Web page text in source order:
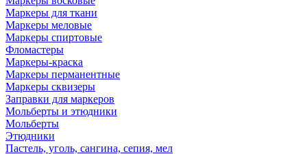
Маркеры для ткани
Маркеры меловые
Маркеры спиртовые
Фломастеры
Маркеры-краска
Маркеры перманентные
Маркеры сквизеры
Заправки для маркеров
Мольберты и этюдники
Мольберты
Этюдники
Пастель, уголь, сангина, сепия, мел